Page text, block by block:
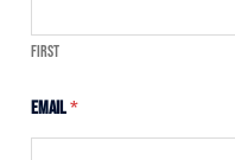
First
Email*